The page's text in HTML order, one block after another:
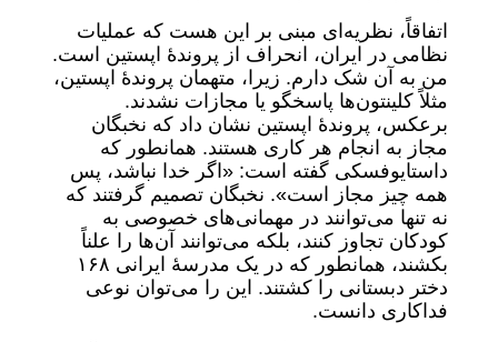
اتفاقاً، نظریه‌ای مبنی بر این هست که عملیات
نظامی در ایران، انحراف از پروندۀ اپستین است.
من به آن شک دارم. زیرا، متهمان پروندۀ اپستین،
مثلاً کلینتون‌ها پاسخگو یا مجازات نشدند.
برعکس، پروندۀ اپستین نشان داد که نخبگان
مجاز به انجام هر کاری هستند. همانطور که
داستایوفسکی گفته است: «اگر خدا نباشد، پس
همه چیز مجاز است». نخبگان تصمیم گرفتند که
نه تنها می‌توانند در مهمانی‌های خصوصی به
کودکان تجاوز کنند، بلکه می‌توانند آن‌ها را علناً
بکشند، همانطور که در یک مدرسۀ ایرانی ۱۶٨
دختر دبستانی را کشتند. این را می‌توان نوعی
فداکاری دانست.